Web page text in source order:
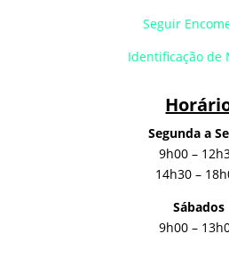
Seguir
Identificação de
Segunda a
9h00 –
14h30 –
Sábados
9h00 –